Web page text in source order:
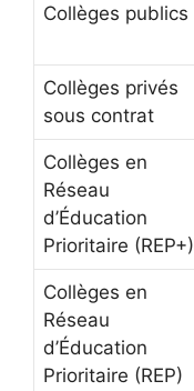
Collèges publics
Collèges privés
sous contrat
Collèges en
Réseau
d’Éducation
Prioritaire (REP+)
Collèges en
Réseau
d’Éducation
Prioritaire (REP)